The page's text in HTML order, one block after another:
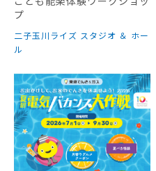
プ
二子玉川ライズ スタジオ ＆ ホー
ル